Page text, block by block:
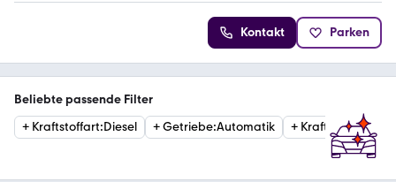
Kontakt Parken
Beliebte passende Filter
+ Kraftstoffart:Diesel +Getriebe:Automatik + Kraftstoffart: